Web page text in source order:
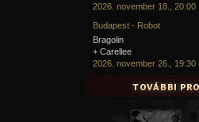
2026. november 18., 20:00
Budapest - Robot
Bragolin
+ Carellee
2026. november 26., 19:30